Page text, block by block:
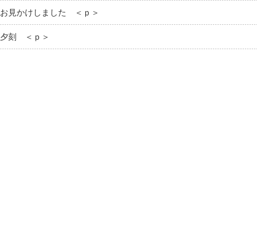
お見かけしました ＜ｐ＞
夕刻 ＜ｐ＞